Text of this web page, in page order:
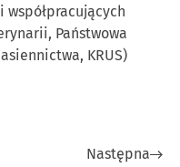
Państwowa
KRUS)
Następna